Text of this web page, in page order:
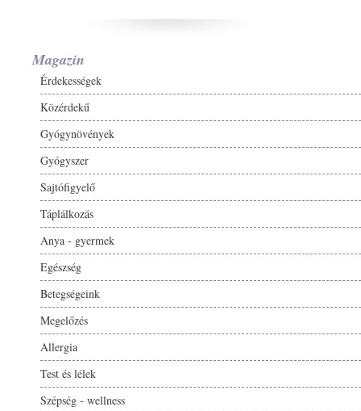
Magazin
Érdekességek
Közérdekű
Gyógynövények
Gyógyszer
Sajtófigyelő
Táplálkozás
Anya - gyermek
Egészség
Betegségeink
Megelőzés
Allergia
Test és lélek
Szépség - wellness